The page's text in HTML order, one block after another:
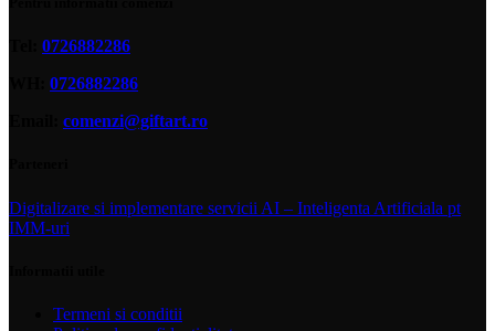
0726882286
0726882286
comenzi@giftart.ro
Digitalizare si implementare servicii AI – Inteligenta Artificiala pt
IMM-uri
Termeni si conditii